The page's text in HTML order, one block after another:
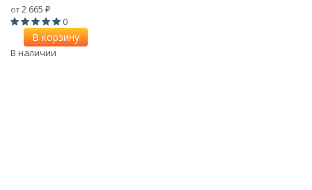
от 2 665 ₽
0
В корзину
В наличии